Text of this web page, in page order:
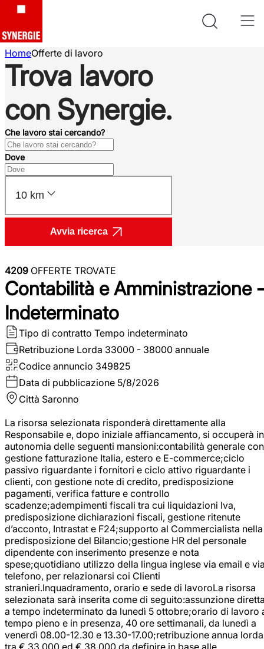
HomeOfferte di lavoro
Trova lavoro
con Synergie.
Che lavoro stai cercando?
Dove
10 km
Avvia ricerca
4209 OFFERTE TROVATE
Contabilità e Amministrazione -
Indeterminato
Tipo di contratto Tempo indeterminato
Retribuzione Lorda 33000 - 38000 annuale
Codice annuncio 349825
Data di pubblicazione 5/8/2026
Città Saronno
La risorsa selezionata risponderà direttamente alla
Responsabile e, dopo iniziale affiancamento, si occuperà in
autonomia delle seguenti mansioni:contabilità generale con
gestione fatturazione Italia, estero e E-commerce;ciclo
passivo riguardante i fornitori e ciclo attivo riguardante i
clienti, con gestione note di credito, predisposizione
pagamenti, verifica fatture e controllo
scadenze;adempimenti fiscali tra cui liquidazioni Iva,
predisposizione dichiarazioni fiscali, gestione ritenute
d’acconto, Intrastat e F24;supporto al Commercialista nella
predisposizione del Bilancio;gestione HR del personale
dipendente con inserimento presenze e nota
spese;quotidiano utilizzo della lingua inglese via email e
telefono, per relazionarsi coi Clienti
stranieri.Inquadramento, orario e sede di lavoroLa risorsa
selezionata sarà inserita come di seguito:assunzione
a tempo indeterminato da lunedì 5 ottobre;orario di lavoro
tempo pieno e in presenza, 40 ore settimanali, da lunedì a
venerdì 08.00-12.30 e 13.30-17.00;retribuzione annua lorda
tra € 33.000 ed € 38.000 da definire in base alle